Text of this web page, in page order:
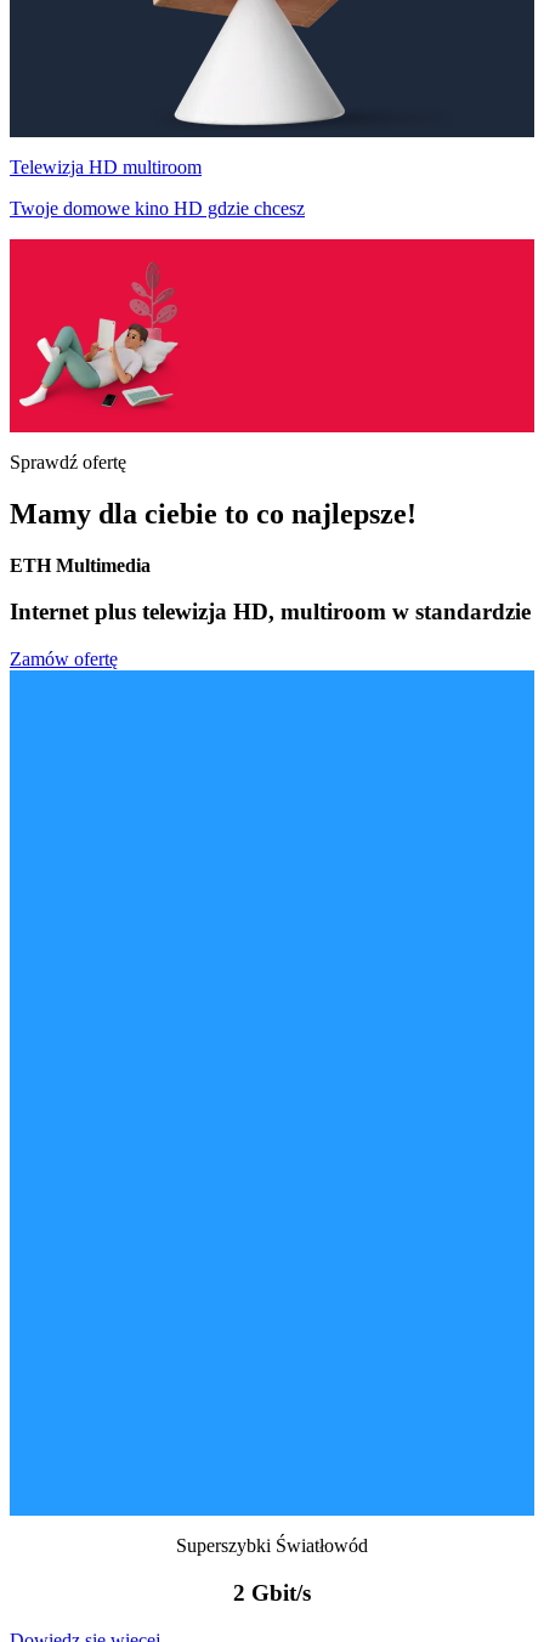
Telewizja HD multiroom
Twoje domowe kino HD gdzie chcesz
Sprawdź ofertę
Mamy dla ciebie to co najlepsze!
ETH Multimedia
Internet plus telewizja HD, multiroom w standardzie
Zamów ofertę
Superszybki Światłowód
2 Gbit/s